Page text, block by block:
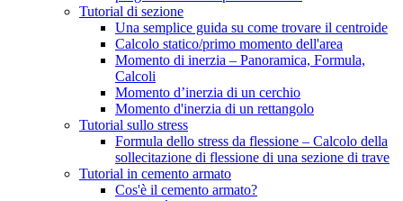
Tutorial di sezione
Una semplice guida su come trovare il centroide
Calcolo statico/primo momento dell'area
Momento di inerzia – Panoramica, Formula,
Calcoli
Momento d’inerzia di un cerchio
Momento d'inerzia di un rettangolo
Tutorial sullo stress
Formula dello stress da flessione – Calcolo della
sollecitazione di flessione di una sezione di trave
Tutorial in cemento armato
Cos'è il cemento armato?